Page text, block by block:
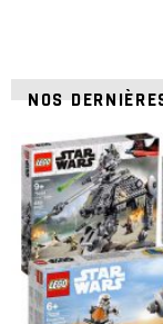
NOS